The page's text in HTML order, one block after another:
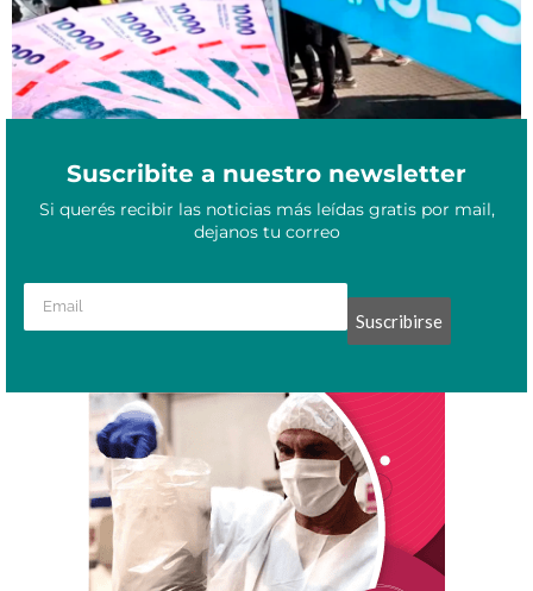
Suscribite a nuestro newsletter
Si querés recibir las noticias más leídas gratis por mail,
dejanos tu correo
Suscribirse